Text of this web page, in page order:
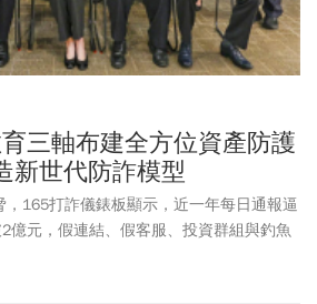
三軸布建全方位資產防護
新世代防詐模型
165打詐儀錶板顯示，近一年每日通報逼
億元，假連結、假客服、投資群組與釣魚
到詐騙簡訊怎麼辦」、「帳號被盜領了怎